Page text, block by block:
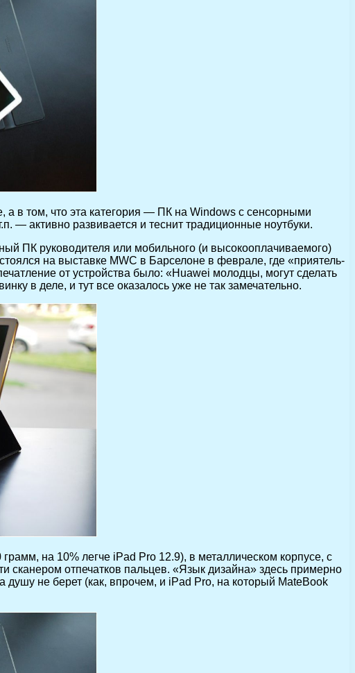
в том, что эта категория — ПК на Windows с сенсорными
— активно развивается и теснит традиционные ноутбуки.
ПК руководителя или мобильного (и высокооплачиваемого)
на выставке MWC в Барселоне в феврале, где «приятель-
от устройства было: «Huawei молодцы, могут сделать
в деле, и тут все оказалось уже не так замечательно.
на 10% легче iPad Pro 12.9), в металлическом корпусе, с
сканером отпечатков пальцев. «Язык дизайна» здесь примерно
не берет (как, впрочем, и iPad Pro, на который MateBook